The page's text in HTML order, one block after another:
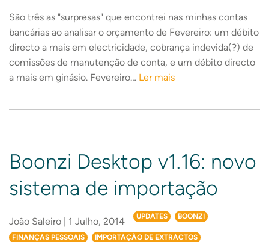
São três as "surpresas" que encontrei nas minhas contas
bancárias ao analisar o orçamento de Fevereiro: um débito
directo a mais em electricidade, cobrança indevida(?) de
comissões de manutenção de conta, e um débito directo
a mais em ginásio. Fevereiro… Ler mais
Boonzi Desktop v1.16: novo
sistema de importação
João Saleiro | 1 Julho, 2014 UPDATES BOONZI
FINANÇAS PESSOAIS IMPORTAÇÃO DE EXTRACTOS